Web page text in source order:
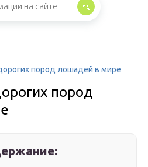
пород лошадей в мире
пород